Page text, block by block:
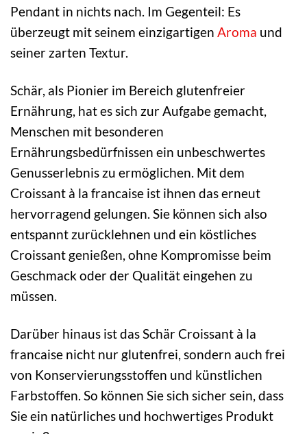
Pendant in nichts nach. Im Gegenteil: Es
überzeugt mit seinem einzigartigen Aroma und
seiner zarten Textur.
Schär, als Pionier im Bereich glutenfreier
Ernährung, hat es sich zur Aufgabe gemacht,
Menschen mit besonderen
Ernährungsbedürfnissen ein unbeschwertes
Genusserlebnis zu ermöglichen. Mit dem
Croissant à la francaise ist ihnen das erneut
hervorragend gelungen. Sie können sich also
entspannt zurücklehnen und ein köstliches
Croissant genießen, ohne Kompromisse beim
Geschmack oder der Qualität eingehen zu
müssen.
Darüber hinaus ist das Schär Croissant à la
francaise nicht nur glutenfrei, sondern auch frei
von Konservierungsstoffen und künstlichen
Farbstoffen. So können Sie sich sicher sein, dass
Sie ein natürliches und hochwertiges Produkt